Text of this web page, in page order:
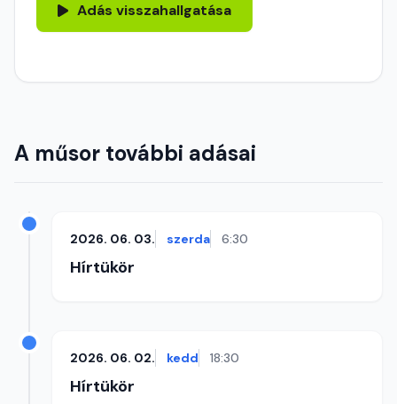
Adás visszahallgatása
A műsor további adásai
2026. 06. 03. szerda 6:30
Hírtükör
2026. 06. 02. kedd 18:30
Hírtükör